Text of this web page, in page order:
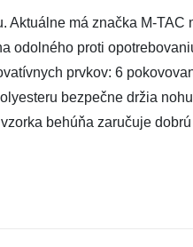
má značka M-
odolného proti
prvkov: 6
bezpečne držia
behúňa zaručuje